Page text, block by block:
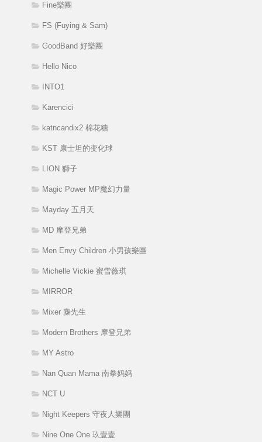
Fine樂團
FS (Fuying & Sam)
GoodBand 好樂團
Hello Nico
INTO1
Karencici
katncandix2 棉花糖
KST 康士坦的变化球
LION 獅子
Magic Power MP魔幻力量
Mayday 五月天
MD 摩登兄弟
Men Envy Children 小男孩樂團
Michelle Vickie 蜜雪薇琪
MIRROR
Mixer 麋先生
Modern Brothers 摩登兄弟
MY Astro
Nan Quan Mama 南拳妈妈
NCT U
Night Keepers 守夜人樂團
Nine One One 玖壹壹